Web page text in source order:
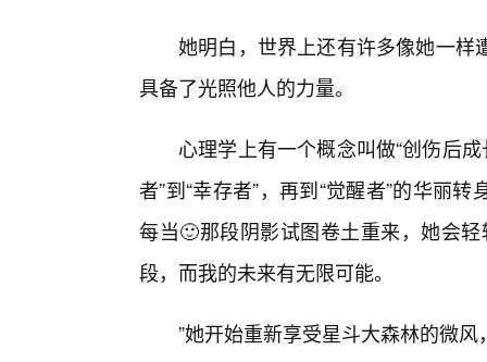
她明白，世界上还有许多像她一样
具备了光照他人的力量。
心理学上有一个概念叫做“创伤后
者”到“幸存者”，再到“觉醒者”的华丽
每当🙂那段阴影试图卷土重来，她会
段，而我的未来有无限可能。
”她开始重新享受星斗大森林的微